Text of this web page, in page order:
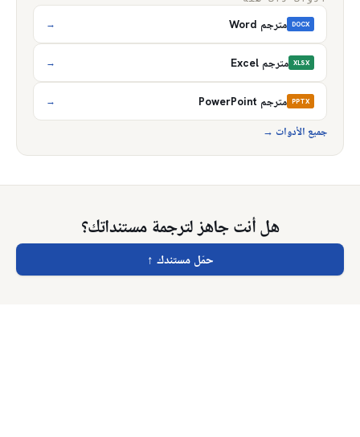
DOCX مترجم Word →
XLSX مترجم Excel →
PPTX مترجم PowerPoint →
جميع الأدوات →
هل أنت جاهز لترجمة مستنداتك؟
حمّل مستندك ↑